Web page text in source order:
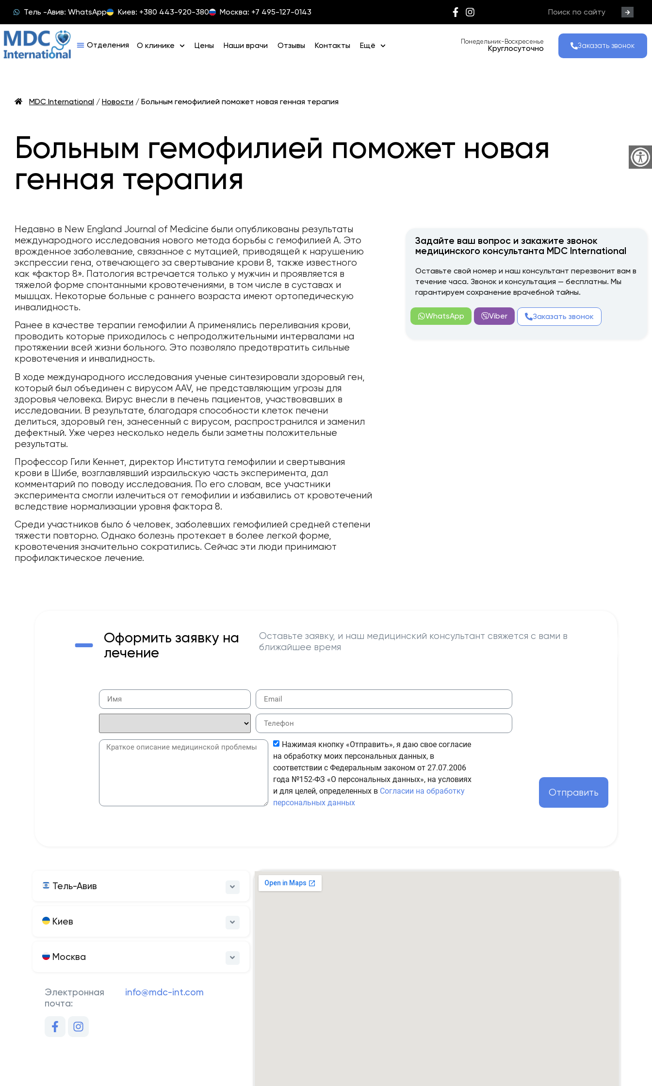
Тель -Авив: WhatsApp Киев: +380 443-920-380 Москва: +7 495-127-0143
О клинике Цены Наши врачи Отзывы Контакты Ещё Понедельник-Воскресенье
Круглосуточно Заказать звонок
MDC International / Новости / Больным гемофилией поможет новая генная терапия
Больным гемофилией поможет новая
генная терапия
Недавно в New England Journal of Medicine были опубликованы результаты
международного исследования нового метода борьбы с гемофилией А. Это
врожденное заболевание, связанное с мутацией, приводящей к нарушению
экспрессии гена, отвечающего за свертывание крови 8, также известного
как «фактор 8». Патология встречается только у мужчин и проявляется в
тяжелой форме спонтанными кровотечениями, в том числе в суставах и
мышцах. Некоторые больные с раннего возраста имеют ортопедическую
инвалидность.
Ранее в качестве терапии гемофилии А применялись переливания крови,
проводить которые приходилось с непродолжительными интервалами на
протяжении всей жизни больного. Это позволяло предотвратить сильные
кровотечения и инвалидность.
В ходе международного исследования ученые синтезировали здоровый ген,
который был объединен с вирусом AAV, не представляющим угрозы для
здоровья человека. Вирус внесли в печень пациентов, участвовавших в
исследовании. В результате, благодаря способности клеток печени
делиться, здоровый ген, занесенный с вирусом, распространился и заменил
дефектный. Уже через несколько недель были заметны положительные
результаты.
Профессор Гили Кеннет, директор Института гемофилии и свертывания
крови в Шибе, возглавлявший израильскую часть эксперимента, дал
комментарий по поводу исследования. По его словам, все участники
эксперимента смогли излечиться от гемофилии и избавились от кровотечений
вследствие нормализации уровня фактора 8.
Среди участников было 6 человек, заболевших гемофилией средней степени
тяжести повторно. Однако болезнь протекает в более легкой форме,
кровотечения значительно сократились. Сейчас эти люди принимают
профилактическое лечение.
Задайте ваш вопрос и закажите звонок
медицинского консультанта MDC International
Оставьте свой номер и наш консультант перезвонит вам в
течение часа. Звонок и консультация — бесплатны. Мы
гарантируем сохранение врачебной тайны.
WhatsApp Viber Заказать звонок
Оформить заявку на
лечение
Оставьте заявку, и наш медицинский консультант свяжется с вами в
ближайшее время
Нажимая кнопку «Отправить», я даю свое согласие
на обработку моих персональных данных, в
соответствии с Федеральным законом от 27.07.2006
года №152-ФЗ «О персональных данных», на условиях
и для целей, определенных в Согласии на обработку
персональных данных
Отправить
Тель-Авив
Киев
Москва
Электронная
почта:
info@mdc-int.com